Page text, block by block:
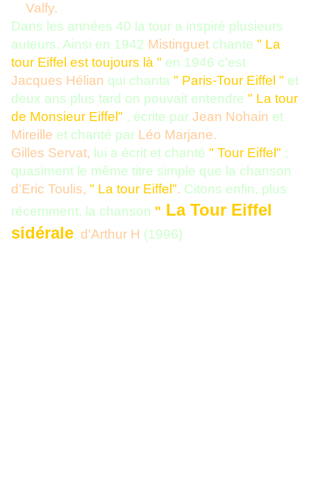
Valfy.
Dans les années 40 la tour a inspiré plusieurs
auteurs. Ainsi en 1942 Mistinguet chante " La
tour Eiffel est toujours là " en 1946 c'est
Jacques Hélian qui chanta " Paris-Tour Eiffel " et
deux ans plus tard on pouvait entendre " La tour
de Monsieur Eiffel" , écrite par Jean Nohain et
Mireille et chanté par Léo Marjane.
Gilles Servat, lui a écrit et chanté " Tour Eiffel" ;
quasiment le même titre simple que la chanson
d'Eric Toulis, " La tour Eiffel". Citons enfin, plus
récemment, la chanson " La Tour Eiffel
sidérale, d'Arthur H (1996)